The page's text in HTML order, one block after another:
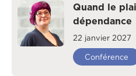
Quand le
dépendance
22 janvier 2027
Conférence